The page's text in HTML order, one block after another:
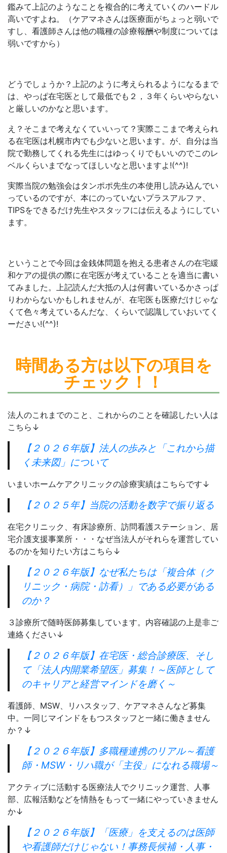
鑑みて上記のようなことを複合的に考えていくのハードル
高いですよね。（ケアマネさんは医療面がちょっと弱いで
すし、看護師さんは他の職種の診療報酬や制度については
弱いですから）
どうでしょうか？上記のように考えられるようになるまで
は、やっぱ在宅医として最低でも２，３年くらいやらない
と厳しいのかなと思います。
え？そこまで考えなくていいって？実際ここまで考えられ
る在宅医は札幌市内でも少ないと思います。が、自分は当
院で勤務してくれる先生にはゆっくりでもいいのでこのレ
ベルくらいまでなってほしいなと思いますよ!(^^)!
実際当院の勉強会はタンポポ先生の本使用し読み込んでい
っているのですが、本にのっていないプラスアルファ、
TIPSをできるだけ先生やスタッフには伝えるようにしてい
ます。
ということで今回は金銭体問題を抱える患者さんの在宅緩
和ケアの提供の際に在宅医が考えていることを適当に書い
てみました。上記読んだ大抵の人は何書いているかさっぱ
りわからないかもしれませんが、在宅医も医療だけじゃな
くて色々考えているんだな、くらいで認識していおいてく
ーださい!(^^)!
時間ある方は以下の項目を
チェック！！
法人のこれまでのこと、これからのことを確認したい人は
こちら↓
【２０２６年版】法人の歩みと「これから描
く未来図」について
いまいホームケアクリニックの診療実績はこちらです↓
【２０２５年】当院の活動を数字で振り返る
在宅クリニック、有床診療所、訪問看護ステーション、居
宅介護支援事業所・・・なぜ当法人がそれらを運営してい
るのかを知りたい方はこちら↓
【２０２６年版】なぜ私たちは「複合体（ク
リニック・病院・訪看）」である必要がある
のか？
３診療所で随時医師募集しています。内容確認の上是非ご
連絡ください↓
【２０２６年版】在宅医・総合診療医、そし
て「法人内開業希望医」募集！～医師として
のキャリアと経営マインドを磨く～
看護師、MSW、リハスタッフ、ケアマネさんなど募集
中。一同じマインドをもつスタッフと一緒に働きません
か？↓
【２０２６年版】多職種連携のリアル～看護
師・MSW・リハ職が「主役」になれる職場～
アクティブに活動する医療法人でクリニック運営、人事
部、広報活動などを情熱をもって一緒にやっていきません
か↓
【２０２６年版】「医療」を支えるのは医師
や看護師だけじゃない！事務長候補・人事・